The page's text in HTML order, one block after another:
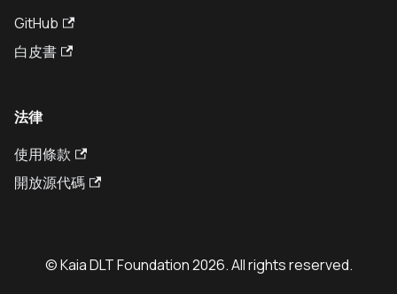
GitHub
白皮書
法律
使用條款
開放源代碼
© Kaia DLT Foundation 2026. All rights reserved.